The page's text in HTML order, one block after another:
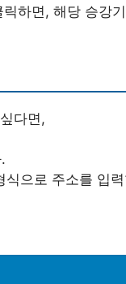
릭하면, 해당 승강
다면,
식으로 주소를 입